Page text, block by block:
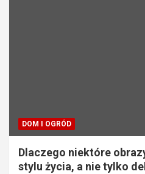
DOM I OGRÓD
Dlaczego niektóre
stylu życia, a nie tylko